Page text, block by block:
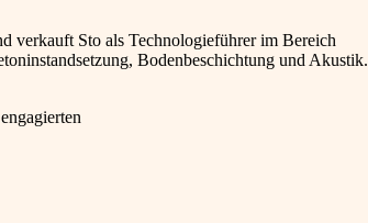
verkauft Sto als Technologieführer im Bereich
Bodenbeschichtung und Akustik.